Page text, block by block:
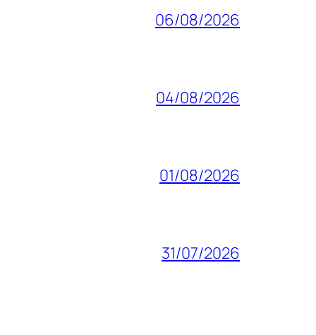
06/08/2026
04/08/2026
01/08/2026
31/07/2026